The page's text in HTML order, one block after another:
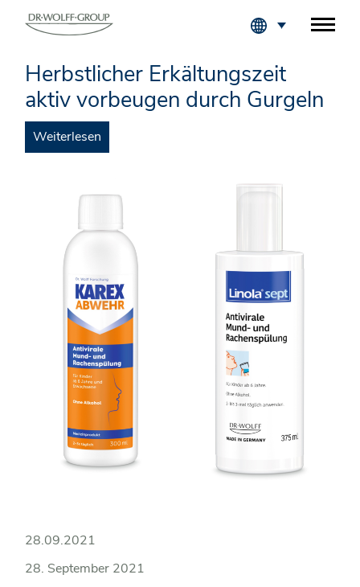
Herbstlicher Erkältungszeit
aktiv vorbeugen durch Gurgeln
Weiterlesen
28.09.2021
28. September 2021